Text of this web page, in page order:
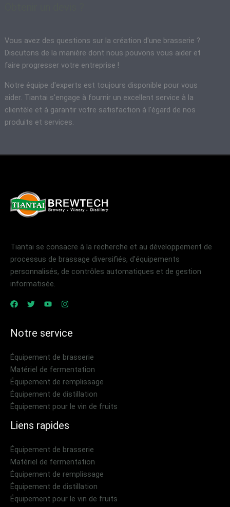
Vous avez des questions sur la création d'une brasserie ?
Discutons de la manière dont nous pouvons vous aider et
faire progresser votre entreprise !
Notre équipe d'experts est toujours disponible pour vous
aider. Tiantai s'engage à fournir un excellent service à la
clientèle et à garantir votre satisfaction à l'égard de nos
produits et services.
Tiantai se consacre à la recherche et au développement de
processus de brassage diversifiés, d'équipements
personnalisés, de contrôles automatiques et de gestion
informatisée.
Notre service
Équipement de brasserie
Matériel de fermentation
Équipement de remplissage
Équipement de distillation
Équipement pour le vin de fruits
Liens rapides
Équipement de brasserie
Matériel de fermentation
Équipement de remplissage
Équipement de distillation
Équipement pour le vin de fruits